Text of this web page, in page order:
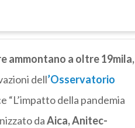
ammontano a oltre 19mila,
dell’Osservatorio
della pandemia
daAica, Anitec-